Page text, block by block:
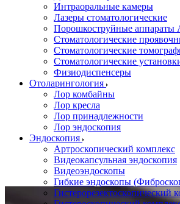
Интраоральные камеры
Лазеры стоматологические
Порошкоструйные аппараты
Стоматологические
Стоматологические
Стоматологические
Физиодиспенсеры
Отоларингология
Лор комбайны
Лор кресла
Лор принадлежности
Лор эндоскопия
Эндоскопия
Артроскопический комплекс
Видеокапсульная эндоскопия
Видеоэндоскопы
Гибкие эндоскопы
Гистерорезектоскопический